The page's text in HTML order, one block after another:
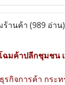
ร้านค้า (989 อ่าน)
มค้าปลีกชุมชน
จการค้า กระท